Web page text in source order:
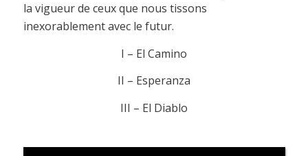
la vigueur de ceux que nous tissons
inexorablement avec le futur.
I – El Camino
II – Esperanza
III – El Diablo